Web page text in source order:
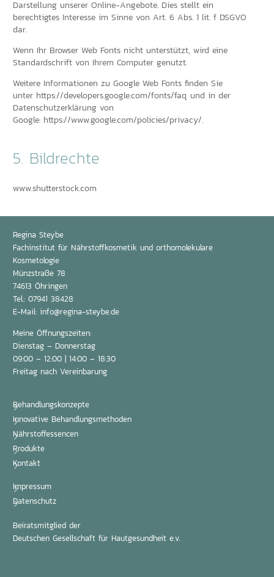
Darstellung unserer Online-Angebote. Dies stellt ein
berechtigtes Interesse im Sinne von Art. 6 Abs. 1 lit. f DSGVO
dar.
Wenn Ihr Browser Web Fonts nicht unterstützt, wird eine
Standardschrift von Ihrem Computer genutzt.
Weitere Informationen zu Google Web Fonts finden Sie
unter https://developers.google.com/fonts/faq und in der
Datenschutzerklärung von
Google: https://www.google.com/policies/privacy/.
5. Bildrechte
www.shutterstock.com
Regina Steybe
Fachinstitut für Nährstoffkosmetik und orthomolekulare
Kosmetologie
Münzstraße 78
74613 Öhringen
Tel.: 07941 38428
E-Mail: info@regina-steybe.de
Meine Öffnungszeiten:
Dienstag – Donnerstag
09:00 – 12:00 | 14:00 – 18:30
Freitag nach Vereinbarung
Behandlungskonzepte
Innovative Behandlungsmethoden
Nährstoffessencen
Produkte
Kontakt
Impressum
Datenschutz
Beiratsmitglied der
Deutschen Gesellschaft für Hautgesundheit e.v.